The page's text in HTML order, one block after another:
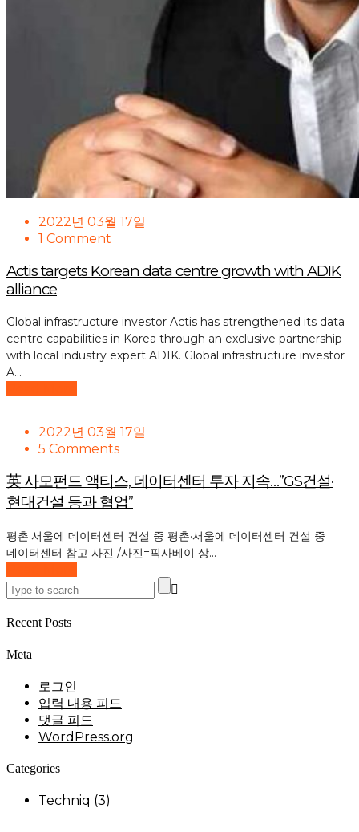
2022년 03월 17일
1 Comment
Actis targets Korean data centre growth with ADIK
alliance
Global infrastructure investor Actis has strengthened its data
centre capabilities in Korea through an exclusive partnership
with local industry expert ADIK. Global infrastructure investor
A...
2022년 03월 17일
5 Comments
英 사모펀드 액티스, 데이터센터 투자 지속…”GS건설·
현대건설 등과 협업”
평촌·서울에 데이터센터 건설 중 평촌·서울에 데이터센터 건설 중
데이터센터 참고 사진 /사진=픽사베이 상...
Recent Posts
Meta
로그인
입력 내용 피드
댓글 피드
WordPress.org
Categories
Techniq (3)